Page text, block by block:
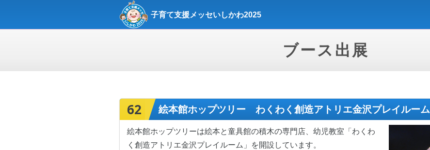
子育て支援メッセいしかわ2025
ブース出展
62 絵本館ホップツリー わくわく創造アトリエ金沢プレイルーム
絵本館ホップツリーは絵本と童具館の積木の専門店、幼児教室「わくわ
く創造アトリエ金沢プレイルーム」を開設しています。